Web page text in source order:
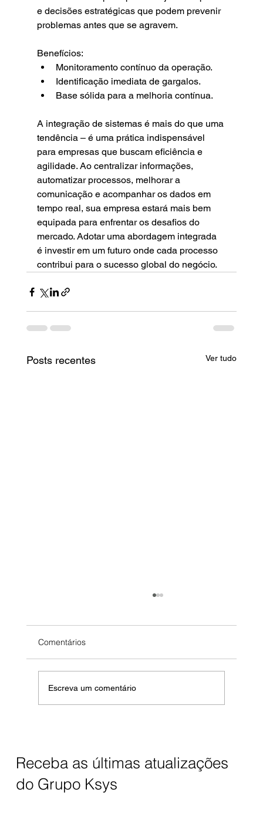
e decisões estratégicas que podem prevenir
problemas antes que se agravem.
Benefícios:
Monitoramento contínuo da operação.
Identificação imediata de gargalos.
Base sólida para a melhoria contínua.
A integração de sistemas é mais do que uma
tendência – é uma prática indispensável
para empresas que buscam eficiência e
agilidade. Ao centralizar informações,
automatizar processos, melhorar a
comunicação e acompanhar os dados em
tempo real, sua empresa estará mais bem
equipada para enfrentar os desafios do
mercado. Adotar uma abordagem integrada
é investir em um futuro onde cada processo
contribui para o sucesso global do negócio.
Posts recentes Ver tudo
3 pessoas. 200+ tickets/mês. SLA quebrado
2 (custo: R$ 8k/mês). Aqui está o problema: não
é quantidade de gente. É processo quebrado.
Comentários
Escreva um comentário
Receba as últimas atualizações
do Grupo Ksys